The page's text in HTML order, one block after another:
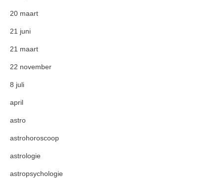
20 maart
21 juni
21 maart
22 november
8 juli
april
astro
astrohoroscoop
astrologie
astropsychologie